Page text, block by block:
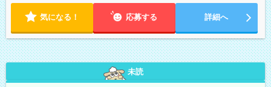
気になる！ 応募する 詳細へ
未読